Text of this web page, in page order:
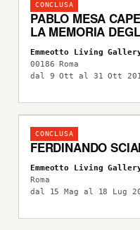
CONCLUSA
PABLO MESA
LA MEMORIA
Emmeotto Living
00186 Roma
dal 9 Ott al 31 Ott
CONCLUSA
FERDINANDO
Emmeotto Living
Roma
dal 15 Mag al 18 Lug